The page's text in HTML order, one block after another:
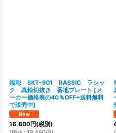
福彫 SKT-901 RASSIC ラシッ
ク 真鍮切抜き 番地プレート [ メ
ーカー価格表の40％OFF+送料無料
で販売中]
16,800円(税別)